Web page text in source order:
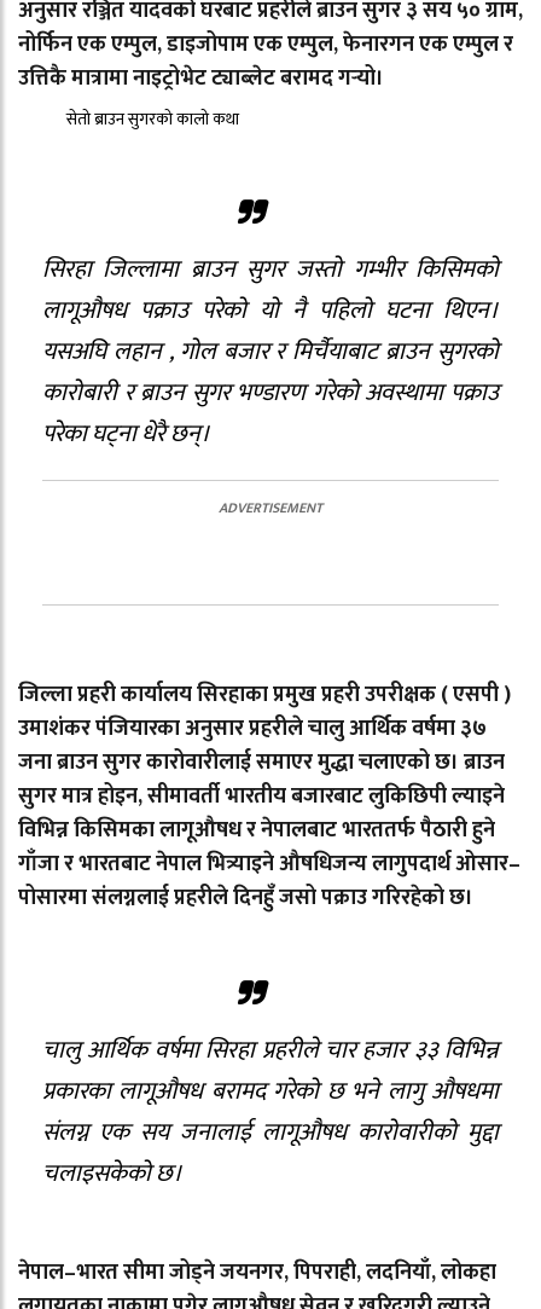
अनुसार रञ्जित यादवको घरबाट प्रहरीले ब्राउन सुगर ३ सय ५० ग्राम,
नोर्फिन एक एम्पुल, डाइजोपाम एक एम्पुल, फेनारगन एक एम्पुल र
उत्तिकै मात्रामा नाइट्रोभेट ट्याब्लेट बरामद गर्‍यो।
सेतो ब्राउन सुगरको कालो कथा
सिरहा जिल्लामा ब्राउन सुगर जस्तो गम्भीर किसिमको
लागूऔषध पक्राउ परेको यो नै पहिलो घटना थिएन।
यसअघि लहान , गोल बजार र मिर्चैयाबाट ब्राउन सुगरको
कारोबारी र ब्राउन सुगर भण्डारण गरेको अवस्थामा पक्राउ
परेका घट्ना धेरै छन्।
जिल्ला प्रहरी कार्यालय सिरहाका प्रमुख प्रहरी उपरीक्षक ( एसपी )
उमाशंकर पंजियारका अनुसार प्रहरीले चालु आर्थिक वर्षमा ३७
जना ब्राउन सुगर कारोवारीलाई समाएर मुद्धा चलाएको छ। ब्राउन
सुगर मात्र होइन, सीमावर्ती भारतीय बजारबाट लुकिछिपी ल्याइने
विभिन्न किसिमका लागूऔषध र नेपालबाट भारततर्फ पैठारी हुने
गाँजा र भारतबाट नेपाल भित्र्याइने औषधिजन्य लागुपदार्थ ओसार–
पोसारमा संलग्नलाई प्रहरीले दिनहुँ जसो पक्राउ गरिरहेको छ।
चालु आर्थिक वर्षमा सिरहा प्रहरीले चार हजार ३३ विभिन्न
प्रकारका लागूऔषध बरामद गरेको छ भने लागु औषधमा
संलग्न एक सय जनालाई लागूऔषध कारोवारीको मुद्दा
चलाइसकेको छ।
नेपाल–भारत सीमा जोड्ने जयनगर, पिपराही, लदनियाँ, लोकहा